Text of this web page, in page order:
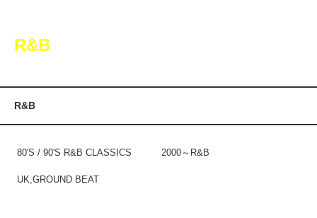
R&B
R&B
80'S / 90'S R&B CLASSICS 2000～R&B
UK,GROUND BEAT